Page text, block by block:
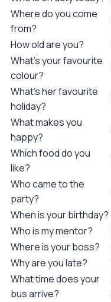
Where do you come
from?
How old are you?
What's your favourite
colour?
What's her favourite
holiday?
What makes you
happy?
Which food do you
like?
Who came to the
party?
When is your birthday?
Who is my mentor?
Where is your boss?
Why are you late?
What time does your
bus arrive?